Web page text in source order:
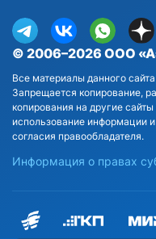
© 2006–2026 ООО
Все материалы данного
Запрещается копирование,
копирования на другие
использование информации
согласия правообладателя.
Информация о правах